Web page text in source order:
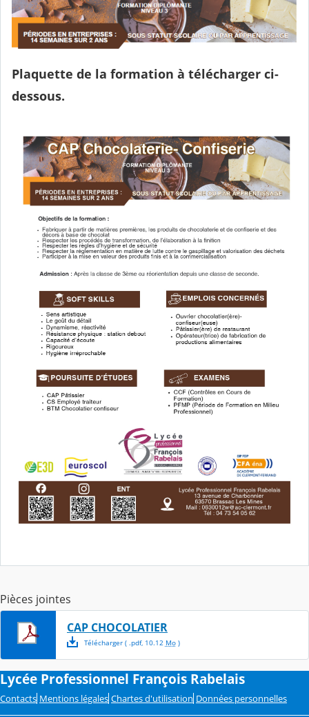
Plaquette de la formation à télécharger ci-
dessous.
Pièces jointes
CAP CHOCOLATIER
Télécharger( .pdf, 10.12 Mo)
Lycée Professionnel François Rabelais
Contacts Mentions légales Chartes d'utilisation Données personnelles